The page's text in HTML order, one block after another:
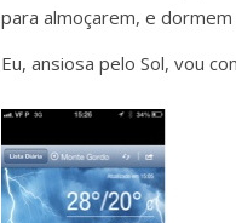
para almoçarem, e
Eu, ansiosa pelo Sol, vou